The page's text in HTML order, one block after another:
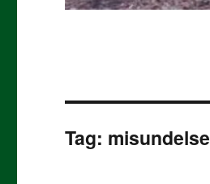
Tag: misundelse